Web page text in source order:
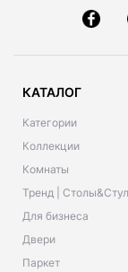
КАТАЛОГ
Категории
Коллекции
Комнаты
Тренд |
Для бизнеса
Двери
Паркет